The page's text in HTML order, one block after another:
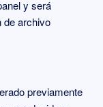
y será
de archivo
previamente